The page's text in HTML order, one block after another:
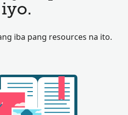
iyo.
iba pang resources na ito.